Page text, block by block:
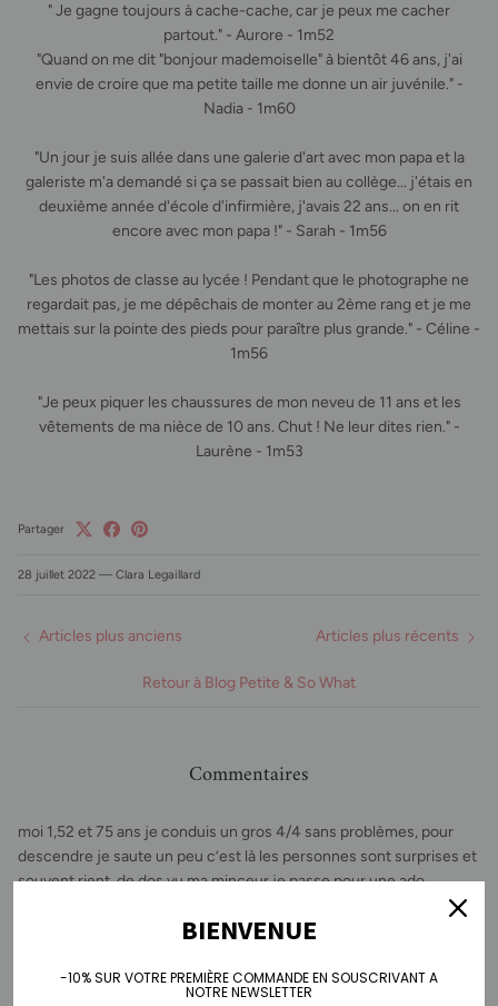
" Je gagne toujours à cache-cache, car je peux me cacher
partout." - Aurore - 1m52
"Quand on me dit "bonjour mademoiselle" à bientôt 46 ans, j'ai
envie de croire que ma petite taille me donne un air juvénile." -
Nadia - 1m60
"Un jour je suis allée dans une galerie d'art avec mon papa et la
galeriste m'a demandé si ça se passait bien au collège... j'étais en
deuxième année d'école d'infirmière, j'avais 22 ans... on en rit
encore avec mon papa !" - Sarah - 1m56
"Les photos de classe au lycée ! Pendant que le photographe ne
regardait pas, je me dépêchais de monter au 2ème rang et je me
mettais sur la pointe des pieds pour paraître plus grande." - Céline -
1m56
"Je peux piquer les chaussures de mon neveu de 11 ans et les
vêtements de ma nièce de 10 ans. Chut ! Ne leur dites rien." -
Laurène - 1m53
Partager
28 juillet 2022 — Clara Legaillard
Articles plus anciens
Retour à Blog Petite & So What
Articles plus récents
Commentaires
moi 1,52 et 75 ans je conduis un gros 4/4 sans problèmes, pour
descendre je saute un peu c’est là les personnes sont surprises et
souvent rient. de dos vu ma minceur je passe pour une ado
de face c’est différent, quand on un grand ou une grande me fait
une remarque sur ma taille
un plus que les grands n’ont
BIENVENUE
-10% SUR VOTRE PREMIÈRE COMMANDE EN SOUSCRIVANT A
NOTRE NEWSLETTER